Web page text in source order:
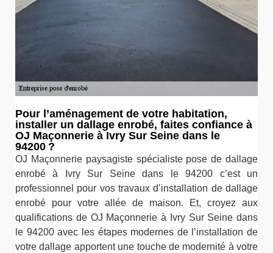
Pour l’aménagement de votre habitation,
installer un dallage enrobé, faites confiance à
OJ Maçonnerie à Ivry Sur Seine dans le
94200 ?
OJ Maçonnerie paysagiste spécialiste pose de dallage
enrobé à Ivry Sur Seine dans le 94200 c’est un
professionnel pour vos travaux d’installation de dallage
enrobé pour votre allée de maison. Et, croyez aux
qualifications de OJ Maçonnerie à Ivry Sur Seine dans
le 94200 avec les étapes modernes de l’installation de
votre dallage apportent une touche de modernité à votre